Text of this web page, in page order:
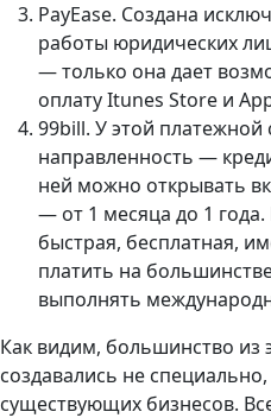
PayEase. Создана
работы юридических
— только она дает
оплату Itunes Store и
99bill. У этой платежной
направленность —
ней можно открывать
— от 1 месяца до 1 года.
быстрая, бесплатная,
платить на
выполнять
Как видим, большинство из
создавались не
существующих бизнесов.